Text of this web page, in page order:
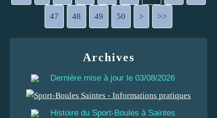
47 48 49 50 60
70
80
90
100
200
> >>
Archives
Dernière mise à jour le 03/08/2026
Histoire du Sport-Boules à Saintes